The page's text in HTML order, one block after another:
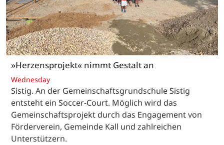
»Herzensprojekt« nimmt Gestalt an
Wednesday
Sistig. An der Gemeinschaftsgrundschule Sistig
entsteht ein Soccer-Court. Möglich wird das
Gemeinschaftsprojekt durch das Engagement von
Förderverein, Gemeinde Kall und zahlreichen
Unterstützern.